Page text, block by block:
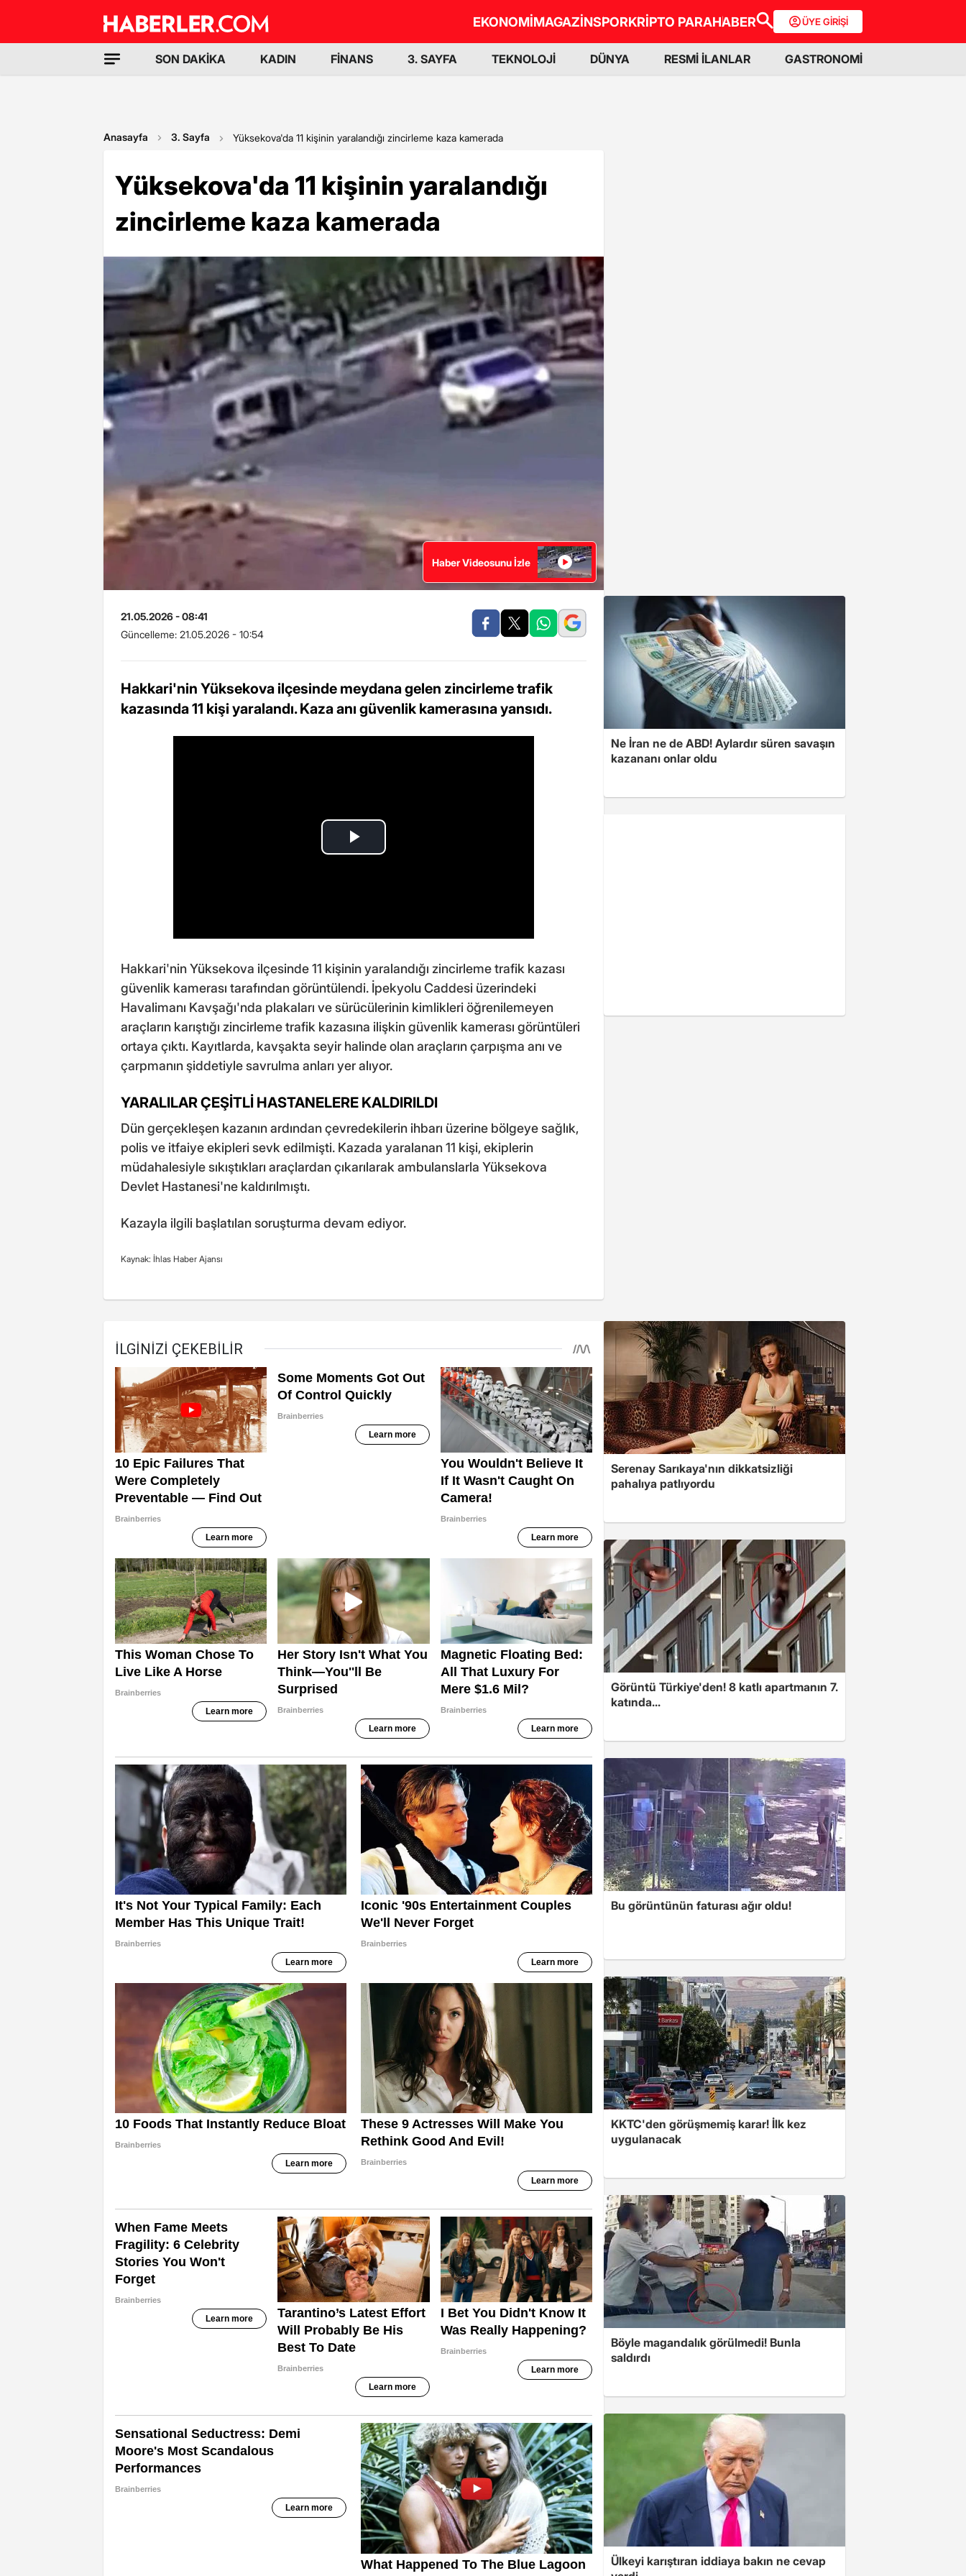
EKONOMİMAGAZİNSPORKRİPTO PARAHABER ÜYE GİRİŞİ
SON DAKİKA KADIN FİNANS 3. SAYFA TEKNOLOJİ DÜNYA RESMİ İLANLAR GASTRONOMİ
Anasayfa 3. Sayfa Yüksekova'da 11 kişinin yaralandığı zincirleme kaza kamerada
Yüksekova'da 11 kişinin yaralandığı
zincirleme kaza kamerada
Haber Videosunu İzle
21.05.2026 - 08:41
Güncelleme: 21.05.2026 - 10:54
Hakkari'nin Yüksekova ilçesinde meydana gelen zincirleme trafik
kazasında 11 kişi yaralandı. Kaza anı güvenlik kamerasına yansıdı.
Hakkari'nin Yüksekova ilçesinde 11 kişinin yaralandığı zincirleme trafik kazası
güvenlik kamerası tarafından görüntülendi. İpekyolu Caddesi üzerindeki
Havalimanı Kavşağı'nda plakaları ve sürücülerinin kimlikleri öğrenilemeyen
araçların karıştığı zincirleme trafik kazasına ilişkin güvenlik kamerası görüntüleri
ortaya çıktı. Kayıtlarda, kavşakta seyir halinde olan araçların çarpışma anı ve
çarpmanın şiddetiyle savrulma anları yer alıyor.
YARALILAR ÇEŞİTLİ HASTANELERE KALDIRILDI
Dün gerçekleşen kazanın ardından çevredekilerin ihbarı üzerine bölgeye sağlık,
polis ve itfaiye ekipleri sevk edilmişti. Kazada yaralanan 11 kişi, ekiplerin
müdahalesiyle sıkıştıkları araçlardan çıkarılarak ambulanslarla Yüksekova
Devlet Hastanesi'ne kaldırılmıştı.
Kazayla ilgili başlatılan soruşturma devam ediyor.
Kaynak: İhlas Haber Ajansı
Ne İran ne de ABD! Aylardır süren savaşın
kazananı onlar oldu
Serenay Sarıkaya'nın dikkatsizliği
pahalıya patlıyordu
Görüntü Türkiye'den! 8 katlı apartmanın 7.
katında...
Bu görüntünün faturası ağır oldu!
KKTC'den görüşmemiş karar! İlk kez
uygulanacak
Böyle magandalık görülmedi! Bunla
saldırdı
Ülkeyi karıştıran iddiaya bakın ne cevap